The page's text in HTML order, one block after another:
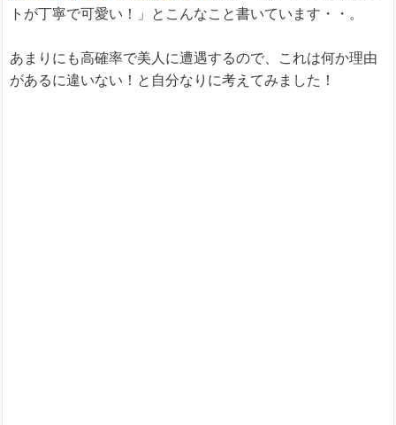
トが丁寧で可愛い！」とこんなこと書いています・・。
あまりにも高確率で美人に遭遇するので、これは何か理由
があるに違いない！と自分なりに考えてみました！